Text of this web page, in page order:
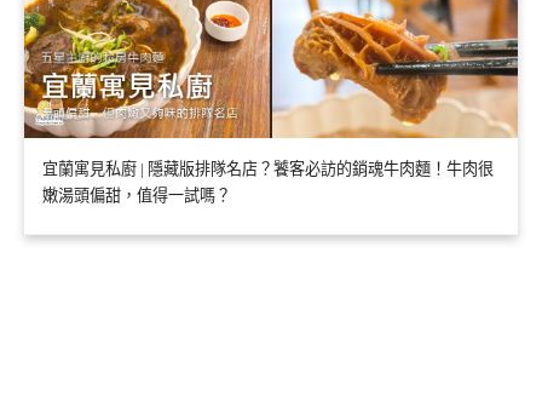
宜蘭寓見私廚 | 隱藏版排隊名店？饕客必訪的銷魂牛肉麵！牛肉很
嫩湯頭偏甜，值得一試嗎？